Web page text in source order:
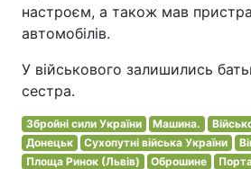
настроєм, а також мав
автомобілів.
У військового залишились
сестра.
Збройні сили України Машина.
Донецьк
Сухопутні війська України
Площа Ринок (Львів)
Оброшине